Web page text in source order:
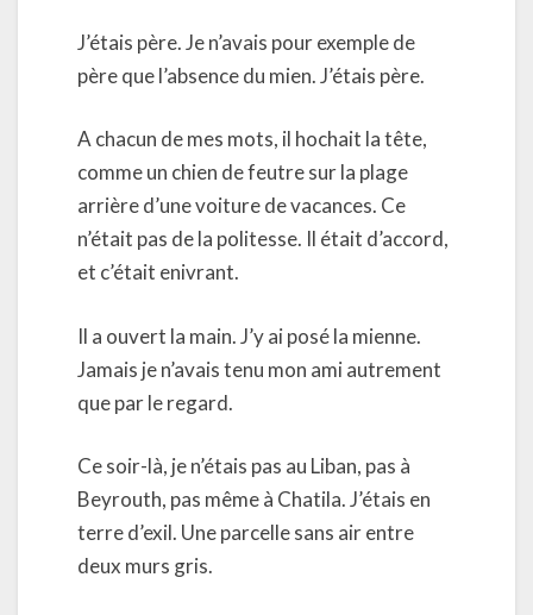
J’étais père. Je n’avais pour exemple de
père que l’absence du mien. J’étais père.
A chacun de mes mots, il hochait la tête,
comme un chien de feutre sur la plage
arrière d’une voiture de vacances. Ce
n’était pas de la politesse. Il était d’accord,
et c’était enivrant.
Il a ouvert la main. J’y ai posé la mienne.
Jamais je n’avais tenu mon ami autrement
que par le regard.
Ce soir-là, je n’étais pas au Liban, pas à
Beyrouth, pas même à Chatila. J’étais en
terre d’exil. Une parcelle sans air entre
deux murs gris.